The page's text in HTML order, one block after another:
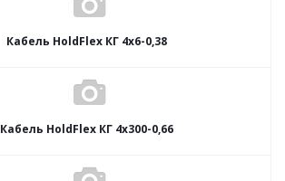
Кабель HoldFlex КГ 4x6-0,38
Кабель HoldFlex КГ 4x300-0,66